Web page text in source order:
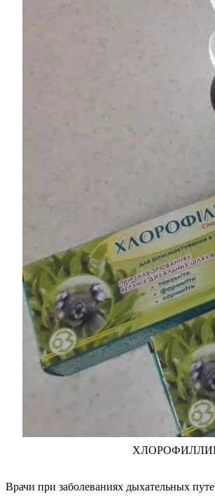
Врачи при заболеваниях дыхательных